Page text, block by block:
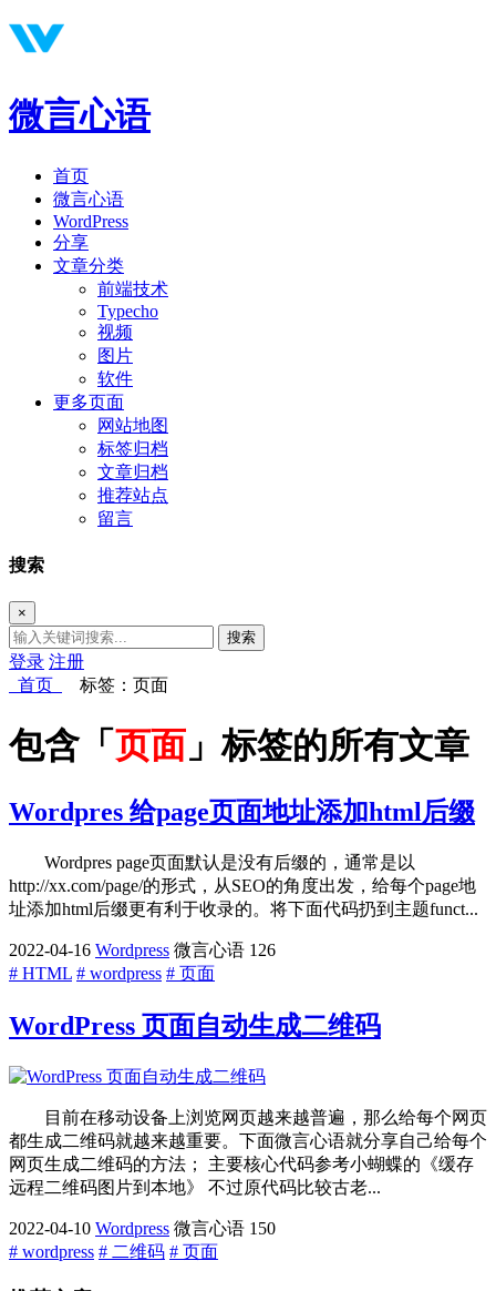
微言心语
首页
微言心语
WordPress
分享
文章分类
前端技术
Typecho
视频
图片
软件
更多页面
网站地图
标签归档
文章归档
推荐站点
留言
搜索
×
搜索
登录 注册
首页
标签：页面
包含「 页面 」标签的所有文章
Wordpres 给page页面地址添加html后缀
Wordpres page页面默认是没有后缀的，通常是以
http://xx.com/page/的形式，从SEO的角度出发，给每个page地
址添加html后缀更有利于收录的。将下面代码扔到主题funct...
2022-04-16 Wordpress 微言心语 126
# HTML # wordpress # 页面
WordPress 页面自动生成二维码
目前在移动设备上浏览网页越来越普遍，那么给每个网页
都生成二维码就越来越重要。下面微言心语就分享自己给每个
网页生成二维码的方法； 主要核心代码参考小蝴蝶的《缓存
远程二维码图片到本地》 不过原代码比较古老...
2022-04-10 Wordpress 微言心语 150
# wordpress # 二维码 # 页面